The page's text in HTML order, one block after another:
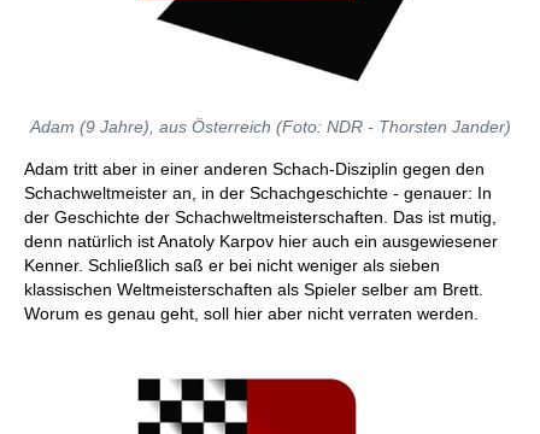
Adam (9 Jahre), aus Österreich (Foto: NDR - Thorsten Jander)
Adam tritt aber in einer anderen Schach-Disziplin gegen den
Schachweltmeister an, in der Schachgeschichte - genauer: In
der Geschichte der Schachweltmeisterschaften. Das ist mutig,
denn natürlich ist Anatoly Karpov hier auch ein ausgewiesener
Kenner. Schließlich saß er bei nicht weniger als sieben
klassischen Weltmeisterschaften als Spieler selber am Brett.
Worum es genau geht, soll hier aber nicht verraten werden.